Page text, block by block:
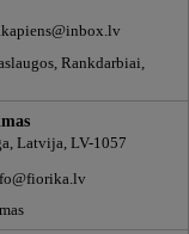
Rankdarbiai,
Latvija, LV-1057